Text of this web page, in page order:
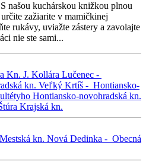
našou kuchárskou knižkou plnou
zažiarite v mamičkinej
rukávy, uviažte zástery a zavolajte
nie ste sami...
Kn. J. Kollára Lučenec -
kn. Veľký Krtíš - Hontiansko-
Hontiansko-novohradská kn.
Krajská kn.
Mestská kn. Nová Dedinka - Obecná